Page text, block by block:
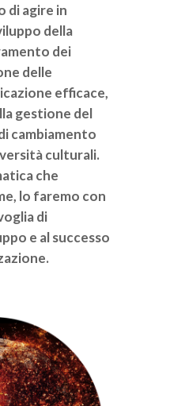
di agire in
della
dei
delle
efficace,
gestione del
cambiamento
culturali.
che
lo faremo con
di
e al successo